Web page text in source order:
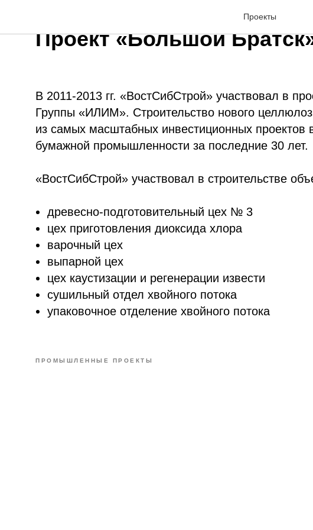
Проекты
Реконструкция БЛПК
Проект «Большой
В 2011-2013 гг. «ВостСибСтрой» участвовал в
Группы «ИЛИМ». Строительство нового
из самых масштабных инвестиционных проектов
бумажной промышленности за последние 30 лет.
«ВостСибСтрой» участвовал в строительстве
древесно-подготовительный цех № 3
цех приготовления диоксида хлора
варочный цех
выпарной цех
цех каустизации и регенерации извести
сушильный отдел хвойного потока
упаковочное отделение хвойного потока
ПРОМЫШЛЕННЫЕ ПРОЕКТЫ